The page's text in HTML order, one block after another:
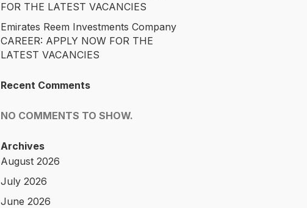
FOR THE LATEST VACANCIES
Emirates Reem Investments Company
CAREER: APPLY NOW FOR THE
LATEST VACANCIES
Recent Comments
NO COMMENTS TO SHOW.
Archives
August 2026
July 2026
June 2026